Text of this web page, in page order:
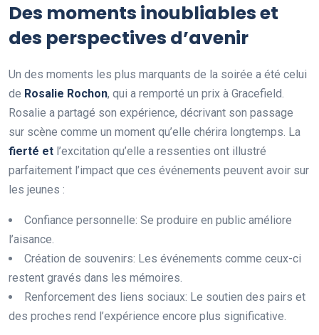
Des moments inoubliables et
des perspectives d’avenir
Un des moments les plus marquants de la soirée a été celui
de Rosa ie Rochon, qui a remporté un prix à Gracefield.
Rosalie a partagé son expérience, décrivant son passage
sur scène comme un moment qu’elle chérira longtemps. La
ferté et l’excitation qu’elle a ressenties ont illustré
parfaitement l’impact que ces événements peuvent avoir sur
les jeunes :
Confiance personnelle: Se produire en public améliore
l’aisance.
Création de souvenirs: Les événements comme ceux-ci
restent gravés dans les mémoires.
Renforcement des liens sociaux: Le soutien des pairs et
des proches rend l’expérience encore plus significative.